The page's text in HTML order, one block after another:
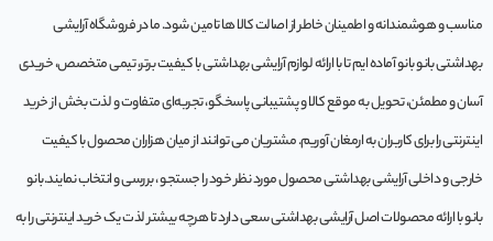
مناسب و هوشمندانه و اطمینان خاطر از اصالت کالا ها تامین شود. ما در فروشگاه آرایشی
بهداشتی بانو بانو آماده ایم تا با ارائه لوازم آرایشی بهداشتی با کیفیت برتر، تیمی متخصص، خریدی
آسان و مطمئن، تحویل به موقع کالا و پشتیبانی پاسخگو، تجربه‌ای متفاوت و لذت بخش از خرید
اینترنتی را برای کاربران به ارمغان آوریم. مشتريان می توانند از ميان هزاران محصول با کيفيت
خارجی و داخلی آرایشی بهداشتی محصول مورد نظر خود را جستجو ، بررسی و انتخاب نمايند.بانو
بانو با ارائه محصولات اصل آرایشی بهداشتی سعی دارد تا هرچه بیشتر لذت یک خرید اینترنتی را به